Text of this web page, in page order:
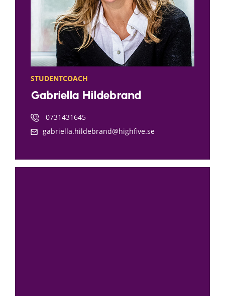
STUDENTCOACH
Gabriella Hildebrand
0731431645
gabriella.hildebrand@highfive.se